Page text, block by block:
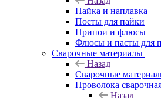
Пайка и наплавка
Посты для пайки
Припои и флюсы
Флюсы и пасты для
Сварочные материалы
Назад
Сварочные
Проволока
Назад